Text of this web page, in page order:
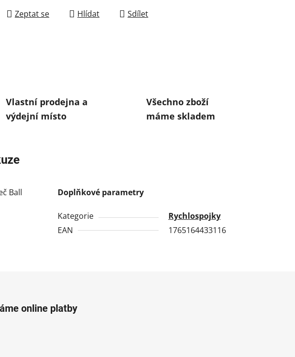
Zeptat se Hlídat Sdílet
Vlastní prodejna a
výdejní místo
Všechno zboží
máme skladem
Ball
Doplňkové parametry
Kategorie
Rychlospojky
EAN
1765164433116
online platby